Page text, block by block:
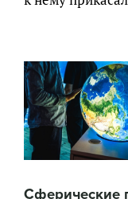
Сферические